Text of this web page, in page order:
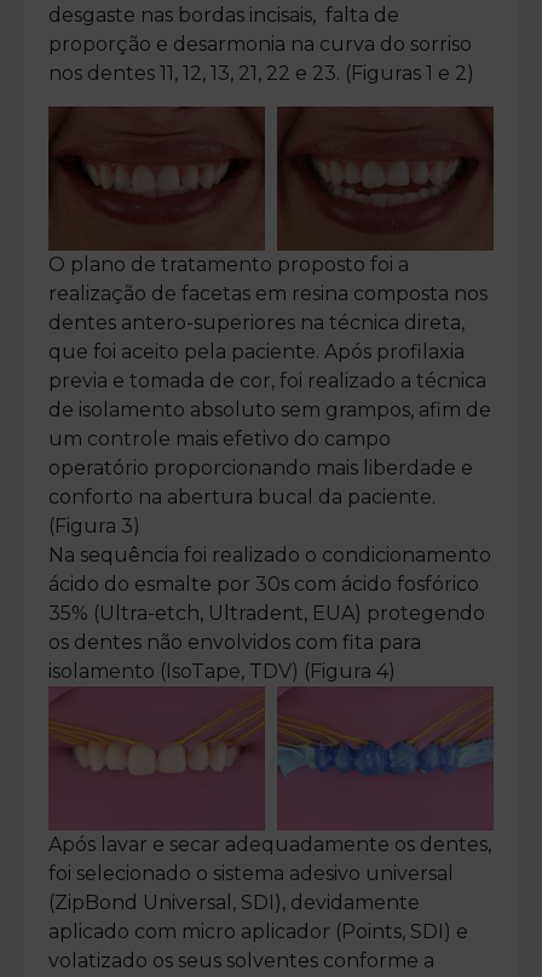
desgaste nas bordas incisais, falta de
proporção e desarmonia na curva do sorriso
nos dentes 11, 12, 13, 21, 22 e 23. (Figuras 1 e 2)
O plano de tratamento proposto foi a
realização de facetas em resina composta nos
dentes antero-superiores na técnica direta,
que foi aceito pela paciente. Após profilaxia
previa e tomada de cor, foi realizado a técnica
de isolamento absoluto sem grampos, afim de
um controle mais efetivo do campo
operatório proporcionando mais liberdade e
conforto na abertura bucal da paciente.
(Figura 3)
Na sequência foi realizado o condicionamento
ácido do esmalte por 30s com ácido fosfórico
35% (Ultra-etch, Ultradent, EUA) protegendo
os dentes não envolvidos com fita para
isolamento (IsoTape, TDV) (Figura 4)
Após lavar e secar adequadamente os dentes,
foi selecionado o sistema adesivo universal
(ZipBond Universal, SDI), devidamente
aplicado com micro aplicador (Points, SDI) e
volatizado os seus solventes conforme a